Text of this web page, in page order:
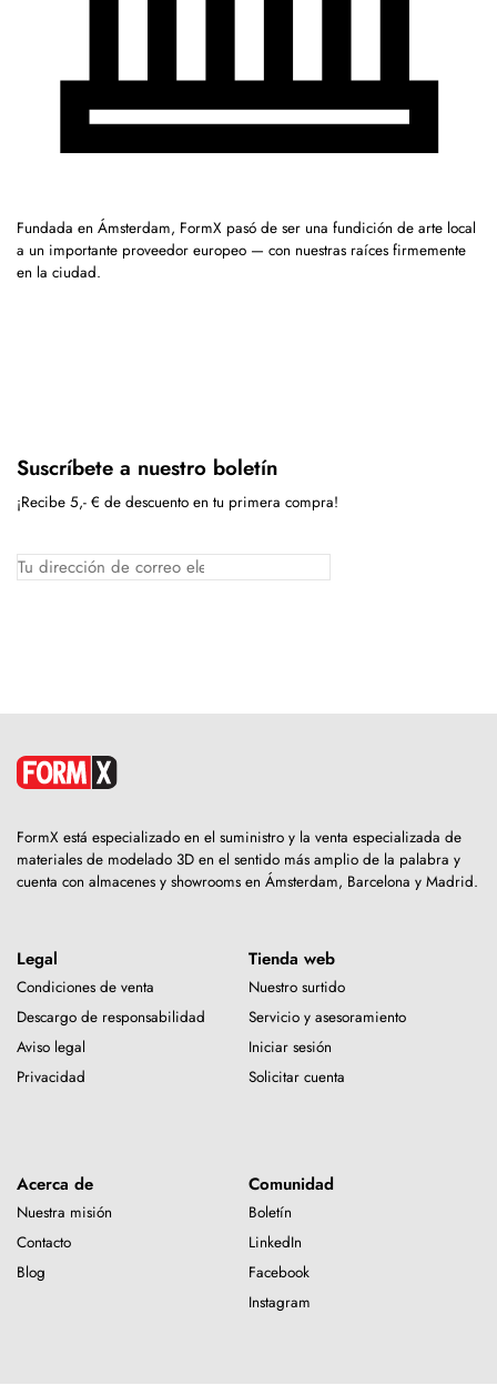
Fundada en Ámsterdam, FormX pasó de ser una fundición de arte local
a un importante proveedor europeo — con nuestras raíces firmemente
en la ciudad.
Suscríbete a nuestro boletín
¡Recibe 5,- € de descuento en tu primera compra!
FormX está especializado en el suministro y la venta especializada de
materiales de modelado 3D en el sentido más amplio de la palabra y
cuenta con almacenes y showrooms en Ámsterdam, Barcelona y Madrid.
Legal
Condiciones de venta
Descargo de responsabilidad
Aviso legal
Privacidad
Tienda web
Nuestro surtido
Servicio y asesoramiento
Iniciar sesión
Solicitar cuenta
Acerca de
Nuestra misión
Contacto
Blog
Comunidad
Boletín
LinkedIn
Facebook
Instagram